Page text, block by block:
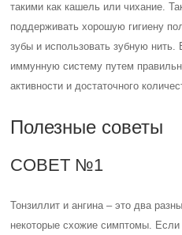
такими как кашель или чихание.
поддерживать хорошую гигиену
зубы и использовать зубную нить.
иммунную систему путем
активности и достаточного
Полезные советы
СОВЕТ №1
Тонзиллит и ангина – это два
некоторые схожие симптомы. Если